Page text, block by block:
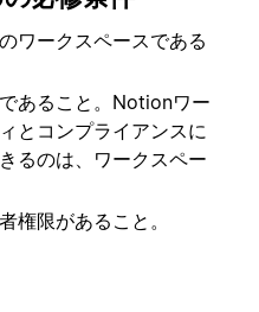
ワークスペースである
あること。Notionワー
とコンプライアンスに
るのは、ワークスペー
権限があること。